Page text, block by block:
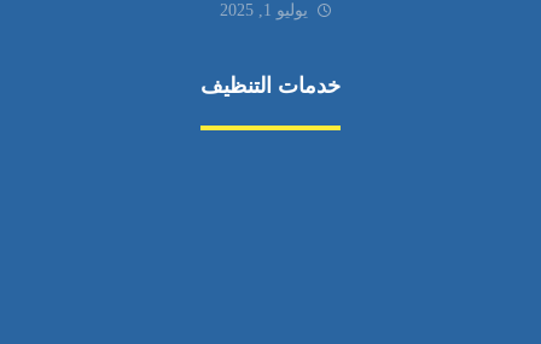
يوليو 1, 2025
خدمات التنظيف